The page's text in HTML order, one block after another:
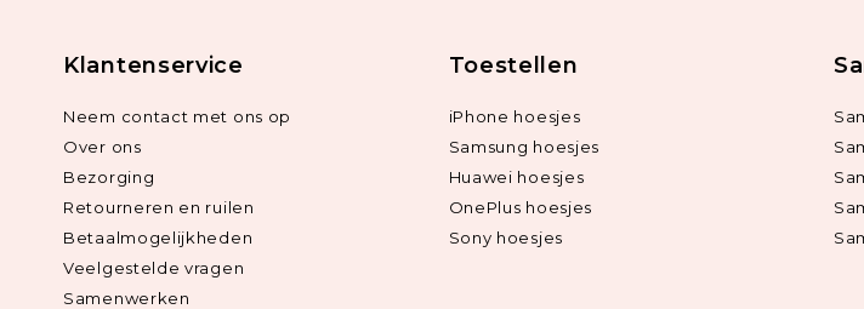
Klantenservice
Neem contact met ons op
Over ons
Bezorging
Retourneren en ruilen
Betaalmogelijkheden
Veelgestelde vragen
Samenwerken
Toestellen
iPhone hoesjes
Samsung hoesjes
Huawei hoesjes
OnePlus hoesjes
Sony hoesjes